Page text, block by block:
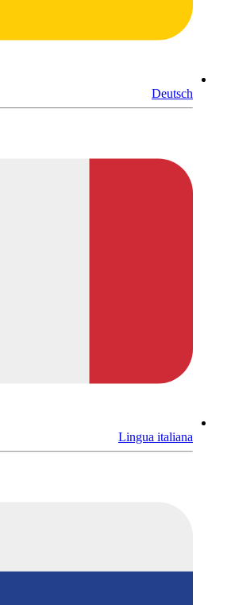
Deutsch
Lingua italiana